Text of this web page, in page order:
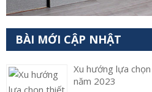
BÀI MỚI CẬP NHẬT
Xu hướng lựa
năm 2023